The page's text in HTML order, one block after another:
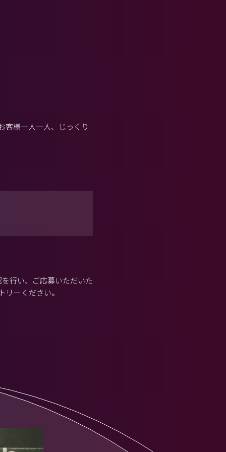
客様一人一人、じっくり
行い、ご応募いただいた
ーください。